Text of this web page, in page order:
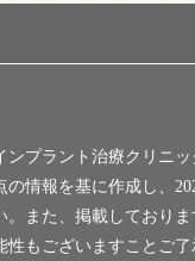
ンプラント治療クリニ
の情報を基に作成し、
。また、掲載しており
もございますことご了